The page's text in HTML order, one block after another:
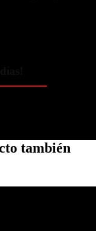
también